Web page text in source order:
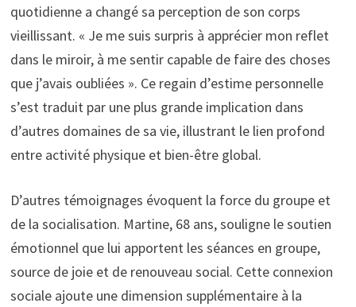
quotidienne a changé sa perception de son corps
vieillissant. « Je me suis surpris à apprécier mon reflet
dans le miroir, à me sentir capable de faire des choses
que j’avais oubliées ». Ce regain d’estime personnelle
s’est traduit par une plus grande implication dans
d’autres domaines de sa vie, illustrant le lien profond
entre activité physique et bien-être global.
D’autres témoignages évoquent la force du groupe et
de la socialisation. Martine, 68 ans, souligne le soutien
émotionnel que lui apportent les séances en groupe,
source de joie et de renouveau social. Cette connexion
sociale ajoute une dimension supplémentaire à la